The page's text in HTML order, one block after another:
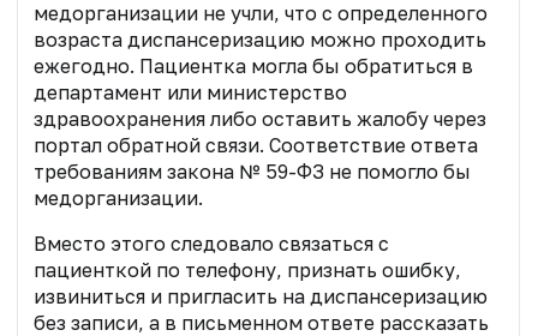
медорганизации не учли, что с определенного
возраста диспансеризацию можно проходить
ежегодно. Пациентка могла бы обратиться в
департамент или министерство
здравоохранения либо оставить жалобу через
портал обратной связи. Соответствие ответа
требованиям закона № 59-ФЗ не помогло бы
медорганизации.
Вместо этого следовало связаться с
пациенткой по телефону, признать ошибку,
извиниться и пригласить на диспансеризацию
без записи, а в письменном ответе рассказать